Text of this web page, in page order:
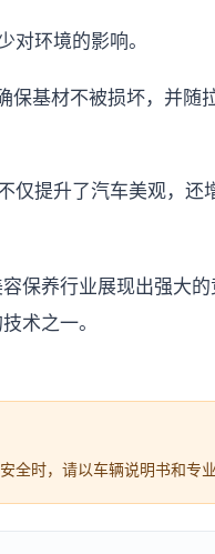
对环境的影响。
保基材不被损坏，并随
提升了汽车美观，还
保养行业展现出强大
术之一。
时，请以车辆说明书和专业